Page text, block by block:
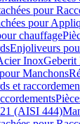
pour
pour
chauffage
Enjoliveurs
InoxGeberit
Manchons
et
(AISI 444)